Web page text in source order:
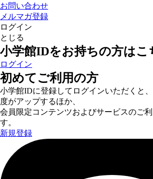
お問い合わせ
メルマガ登録
ログイン
とじる
小学館IDをお持ちの方はこ
ログイン
初めてご利用の方
小学館IDに登録してログインいただくと
度がアップするほか、
会員限定コンテンツおよびサービスのご
す。
新規登録